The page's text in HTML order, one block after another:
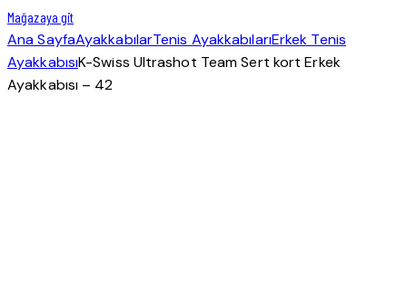
Mağazaya git
Ana SayfaAyakkabılarTenis AyakkabılarıErkek Tenis
AyakkabısıK-Swiss Ultrashot Team Sert kort Erkek
Ayakkabısı – 42